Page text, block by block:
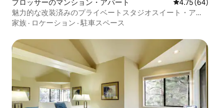
プロッサーのマンション・アパート レビュー64
4.75 (64)
魅力的な改装済みのプライベートスタジオスイート・アパ
ート2B
家族 · ロケーション ·駐車スペース